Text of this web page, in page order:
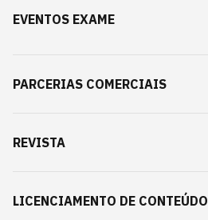
EVENTOS EXAME
PARCERIAS COMERCIAIS
REVISTA
LICENCIAMENTO DE CONTEÚDO